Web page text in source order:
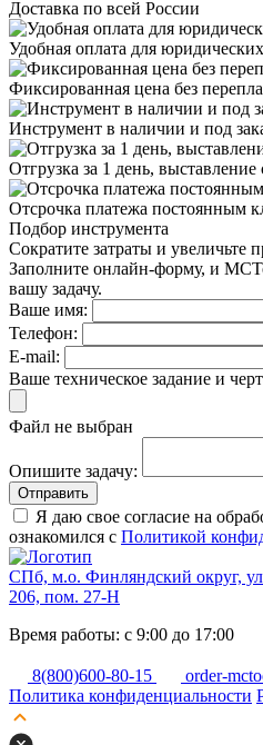
Доставка по всей России
Удобная оплата для
Фиксированная цена без
Инструмент в наличии и под
Отгрузка за 1 день, выставление
Отсрочка платежа постоянным
Подбор инструмента
Сократите затраты и увеличьте
Заполните онлайн-форму, и
вашу задачу.
Ваше имя:
Телефон:
E-mail:
Ваше техническое задание и
Файл не выбран
Опишите задачу:
Отправить
Я даю свое согласие на
ознакомился с Политикой
СПб, м.о. Финляндский округ,
206, пом. 27-Н
Время работы: с 9:00 до 17:00
8(800)600-80-15
order-
Политика конфиденциальности